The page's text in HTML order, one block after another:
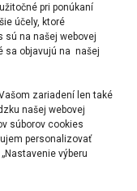
pri ponúkaní
účely, ktoré
sú na našej webovej
sa objavujú na našej
zariadení len také
našej webovej
súborov cookies
personalizovať
výberu
Bentley.
na webovej